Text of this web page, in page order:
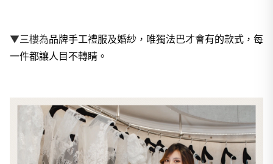
▼三樓為品牌手工禮服及婚紗，唯獨法巴才會有的款式，每
一件都讓人目不轉睛。